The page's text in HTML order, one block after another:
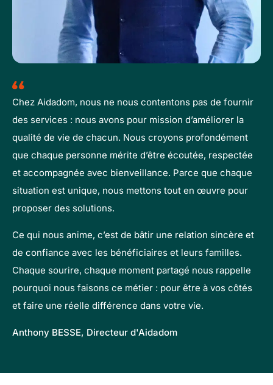
Chez Aidadom, nous ne nous contentons pas de fournir
des services : nous avons pour mission d’améliorer la
qualité de vie de chacun. Nous croyons profondément
que chaque personne mérite d’être écoutée, respectée
et accompagnée avec bienveillance. Parce que chaque
situation est unique, nous mettons tout en œuvre pour
proposer des solutions.
Ce qui nous anime, c’est de bâtir une relation sincère et
de confiance avec les bénéficiaires et leurs familles.
Chaque sourire, chaque moment partagé nous rappelle
pourquoi nous faisons ce métier : pour être à vos côtés
et faire une réelle différence dans votre vie.
Anthony BESSE, Directeur d'Aidadom